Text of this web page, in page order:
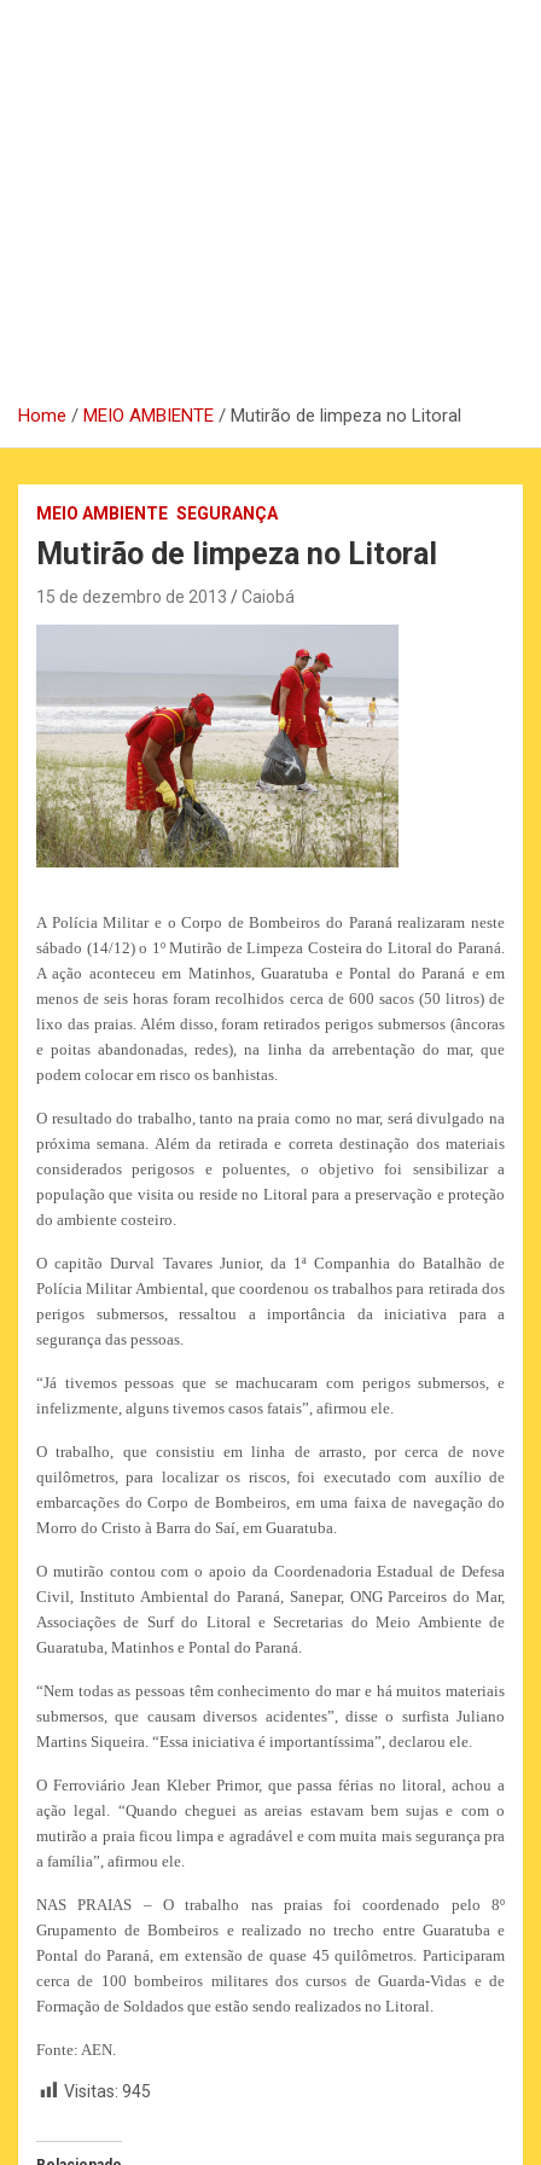
Home MEIO AMBIENTE Mutirão de limpeza no Litoral
MEIO AMBIENTE SEGURANÇA
Mutirão de limpeza no Litoral
15 de dezembro de 2013 Caiobá
A Polícia Militar e o Corpo de Bombeiros do Paraná realizaram neste
sábado (14/12) o 1º Mutirão de Limpeza Costeira do Litoral do Paraná.
A ação aconteceu em Matinhos, Guaratuba e Pontal do Paraná e em
menos de seis horas foram recolhidos cerca de 600 sacos (50 litros) de
lixo das praias. Além disso, foram retirados perigos submersos (âncoras
e poitas abandonadas, redes), na linha da arrebentação do mar, que
podem colocar em risco os banhistas.
O resultado do trabalho, tanto na praia como no mar, será divulgado na
próxima semana. Além da retirada e correta destinação dos materiais
considerados perigosos e poluentes, o objetivo foi sensibilizar a
população que visita ou reside no Litoral para a preservação e proteção
do ambiente costeiro.
O capitão Durval Tavares Junior, da 1ª Companhia do Batalhão de
Polícia Militar Ambiental, que coordenou os trabalhos para retirada dos
perigos submersos, ressaltou a importância da iniciativa para a
segurança das pessoas.
“Já tivemos pessoas que se machucaram com perigos submersos, e
infelizmente, alguns tivemos casos fatais”, afirmou ele.
O trabalho, que consistiu em linha de arrasto, por cerca de nove
quilômetros, para localizar os riscos, foi executado com auxílio de
embarcações do Corpo de Bombeiros, em uma faixa de navegação do
Morro do Cristo à Barra do Saí, em Guaratuba.
O mutirão contou com o apoio da Coordenadoria Estadual de Defesa
Civil, Instituto Ambiental do Paraná, Sanepar, ONG Parceiros do Mar,
Associações de Surf do Litoral e Secretarias do Meio Ambiente de
Guaratuba, Matinhos e Pontal do Paraná.
“Nem todas as pessoas têm conhecimento do mar e há muitos materiais
submersos, que causam diversos acidentes”, disse o surfista Juliano
Martins Siqueira. “Essa iniciativa é importantíssima”, declarou ele.
O Ferroviário Jean Kleber Primor, que passa férias no litoral, achou a
ação legal. “Quando cheguei as areias estavam bem sujas e com o
mutirão a praia ficou limpa e agradável e com muita mais segurança pra
a família”, afirmou ele.
NAS PRAIAS – O trabalho nas praias foi coordenado pelo 8º
Grupamento de Bombeiros e realizado no trecho entre Guaratuba e
Pontal do Paraná, em extensão de quase 45 quilômetros. Participaram
cerca de 100 bombeiros militares dos cursos de Guarda-Vidas e de
Formação de Soldados que estão sendo realizados no Litoral.
Fonte: AEN.
Visitas: 945